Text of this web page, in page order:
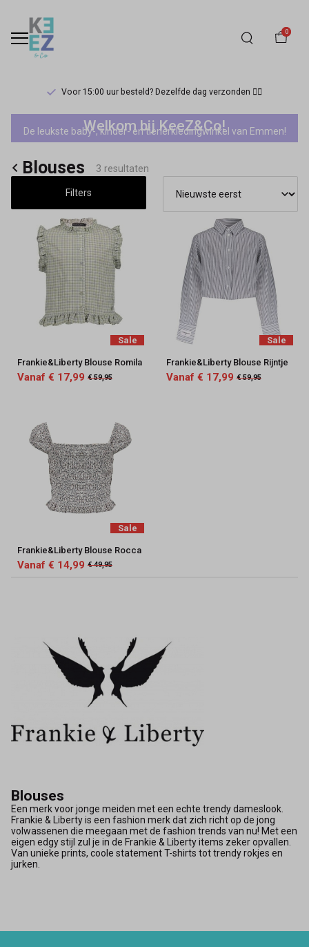
0
Voor 15:00 uur besteld? Dezelfde dag verzonden 🏃‍♀️
Blouses
Keez&Co
Welkom bij KeeZ&Co!
De leukste baby-, kinder- en tienerkledingwinkel van Emmen!
Blouses 3 resultaten
Filters
Sale
Frankie&Liberty Blouse Romila
Vanaf € 17,99 € 59,95
Sale
Frankie&Liberty Blouse Rijntje
Vanaf € 17,99 € 59,95
Sale
Frankie&Liberty Blouse Rocca
Vanaf € 14,99 € 49,95
Blouses
Een merk voor jonge meiden met een echte trendy dameslook.
Frankie & Liberty is een fashion merk dat zich richt op de jong
volwassenen die meegaan met de fashion trends van nu! Met een
eigen edgy stijl zul je in de Frankie & Liberty items zeker opvallen.
Van unieke prints, coole statement T-shirts tot trendy rokjes en
jurken.